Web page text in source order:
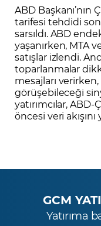
ABD
tarifesi tehdidi
sarsıldı. ABD
yaşanırken, MTA
satışlar izlendi.
toparlanmalar
mesajları
görüşebileceği
yatırımcılar,
öncesi veri
GCM
Yatırıma